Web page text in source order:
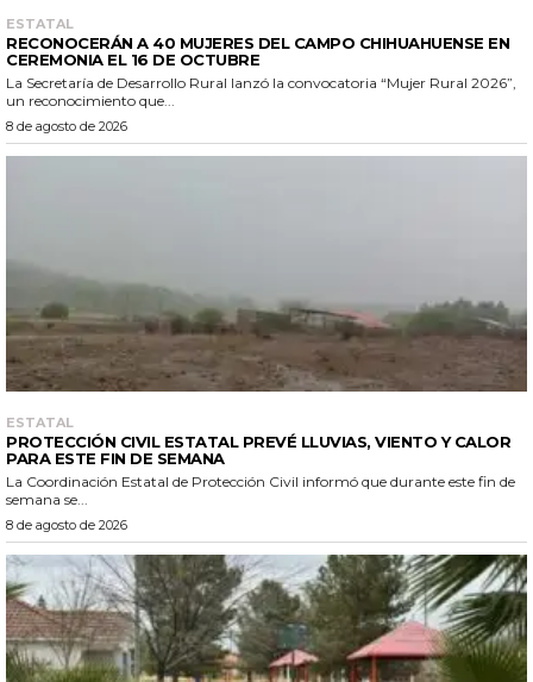
ESTATAL
RECONOCERÁN A 40 MUJERES DEL CAMPO CHIHUAHUENSE EN
CEREMONIA EL 16 DE OCTUBRE
La Secretaría de Desarrollo Rural lanzó la convocatoria “Mujer Rural 2026”,
un reconocimiento que...
8 de agosto de 2026
ESTATAL
PROTECCIÓN CIVIL ESTATAL PREVÉ LLUVIAS, VIENTO Y CALOR
PARA ESTE FIN DE SEMANA
La Coordinación Estatal de Protección Civil informó que durante este fin de
semana se...
8 de agosto de 2026